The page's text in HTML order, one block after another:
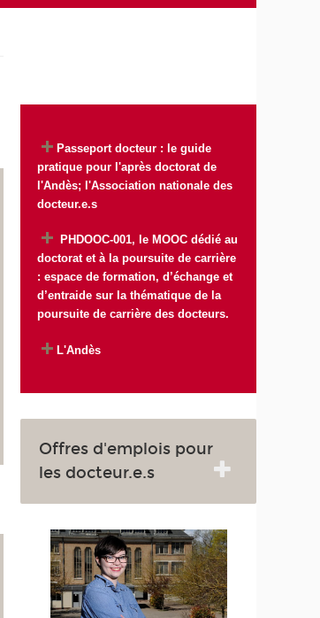
Passeport docteur : le guide
pratique pour l'après doctorat de
l'Andès; l'Association nationale des
docteur.e.s
PHDOOC-001, le MOOC dédié au
doctorat et à la poursuite de carrière
: espace de formation, d’échange et
d’entraide sur la thématique de la
poursuite de carrière des docteurs.
L'Andès
Offres d'emplois pour
les docteur.e.s